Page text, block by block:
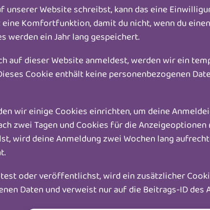
unserer Website schreibst, kann das eine
eine Komfortfunktion, damit du nicht, wenn du
werden ein Jahr lang gespeichert.
auf dieser Website anmeldest, werden wir ein
Cookie enthält keine personenbezogenen
wir einige Cookies einrichten, um deine
zwei Tagen und Cookies für die Anzeigeoptionen
wird deine Anmeldung zwei Wochen lang
oder veröffentlichst, wird ein zusätzlicher
Daten und verweist nur auf die Beitrags-ID des